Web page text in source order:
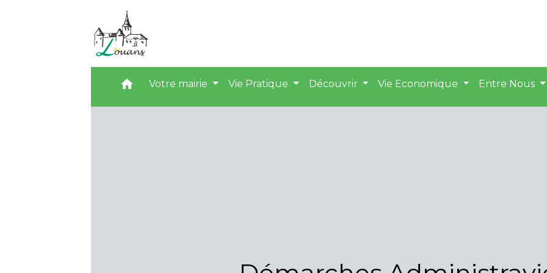
home Votre mairie Vie Pratique Découvrir Vie Economique Entre Nous